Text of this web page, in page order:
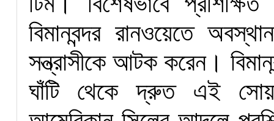
বিমানবন্দর রানওয়েতে
সন্ত্রাসীকে আটক করেন।
ঘাঁটি থেকে দ্রুত এই